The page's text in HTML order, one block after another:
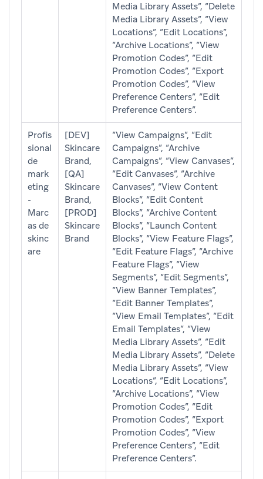
Media Library Assets”, “Delete
Media Library Assets”, “View
Locations”, “Edit Locations”,
“Archive Locations”, “View
Promotion Codes”, “Edit
Promotion Codes”, “Export
Promotion Codes”, “View
Preference Centers”, “Edit
Preference Centers”.
Profis
sional
de
mark
eting
-
Marc
as de
skinc
are
[DEV]
Skincare
Brand,
[QA]
Skincare
Brand,
[PROD]
Skincare
Brand
“View Campaigns”, “Edit
Campaigns”, “Archive
Campaigns”, “View Canvases”,
“Edit Canvases”, “Archive
Canvases”, “View Content
Blocks”, “Edit Content
Blocks”, “Archive Content
Blocks”, “Launch Content
Blocks”, “View Feature Flags”,
“Edit Feature Flags”, “Archive
Feature Flags”, “View
Segments”, “Edit Segments”,
“View Banner Templates”,
“Edit Banner Templates”,
“View Email Templates”, “Edit
Email Templates”, “View
Media Library Assets”, “Edit
Media Library Assets”, “Delete
Media Library Assets”, “View
Locations”, “Edit Locations”,
“Archive Locations”, “View
Promotion Codes”, “Edit
Promotion Codes”, “Export
Promotion Codes”, “View
Preference Centers”, “Edit
Preference Centers”.